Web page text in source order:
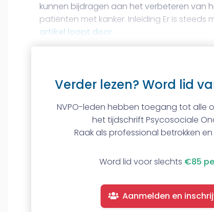
kunnen bijdragen aan het verbeteren van
patiënten met kanker. Inleiding Er is steeds
artikel loopt door
Verder lezen? Word lid
NVPO-leden hebben toegang tot alle
het tijdschrift Psycosociale
Raak als professional betrokken
Word lid voor slechts €85
Aanmelden en